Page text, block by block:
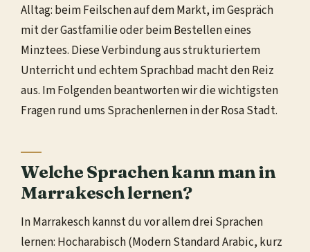
Alltag: beim Feilschen auf dem Markt, im Gespräch
mit der Gastfamilie oder beim Bestellen eines
Minztees. Diese Verbindung aus strukturiertem
Unterricht und echtem Sprachbad macht den Reiz
aus. Im Folgenden beantworten wir die wichtigsten
Fragen rund ums Sprachenlernen in der Rosa Stadt.
Welche Sprachen kann man in
Marrakesch lernen?
In Marrakesch kannst du vor allem drei Sprachen
lernen: Hocharabisch (Modern Standard Arabic, kurz